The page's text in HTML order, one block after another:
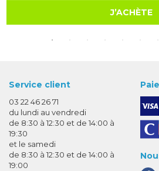
J’ACHÈTE
Service client
03 22 46 26 71
du lundi au vendredi
de 8:30 à 12:30 et de 14:00 à
19:30
et le samedi
de 8:30 à 12:30 et de 14:00 à
19:00